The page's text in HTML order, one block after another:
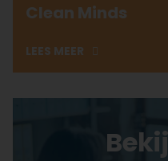
Clean Minds
LEES MEER